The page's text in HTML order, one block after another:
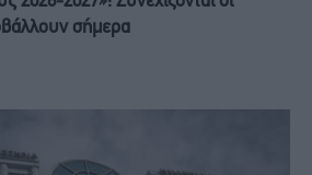
σήμερα